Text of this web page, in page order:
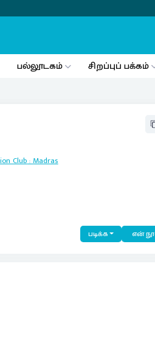
பல்லூடகம் சிறப்புப் பக்கம்
Club:Madras
படிக்க என்